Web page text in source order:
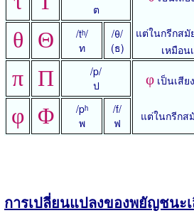
ต
แต่ในกรีกสมั
เหมือน
θ Θ
/tʰ/
ท
/θ/
(ธ)
π Π
/p/
ป
φ เป็นเสี
แต่ในกรีกส
φ Φ
/pʰ
พ
/f/
ฟ
การเปลี่ยนแปลงของพยัญชนะ